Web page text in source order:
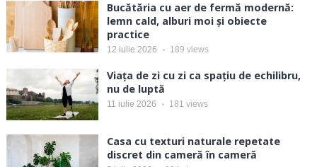
Bucătăria cu aer de fermă modernă:
lemn cald, alburi moi și obiecte
practice
12 iulie 2026 189 views
Viața de zi cu zi ca spațiu de echilibru,
nu de luptă
11 iulie 2026 181 views
Casa cu texturi naturale repetate
discret din cameră în cameră